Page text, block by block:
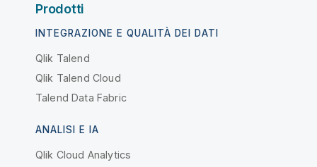
Prodotti
INTEGRAZIONE E QUALITÀ DEI DATI
Qlik Talend
Qlik Talend Cloud
Talend Data Fabric
ANALISI E IA
Qlik Cloud Analytics